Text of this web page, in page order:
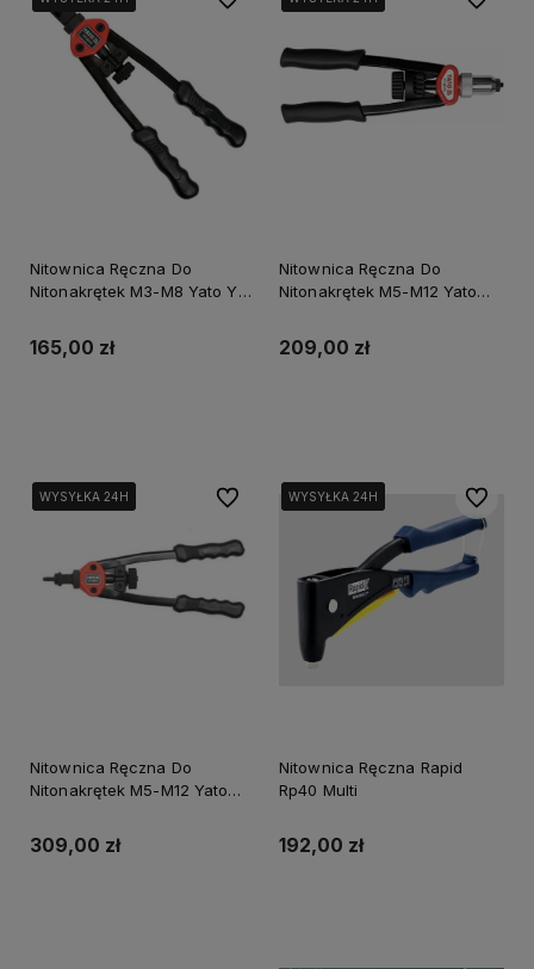
Nitownica Ręczna Do
Nitonakrętek M3-M8 Yato Yt-
165,00 zł
Nitownica Ręczna Do
Nitonakrętek M5-M12 Yato
209,00 zł
WYSYŁKA 24H
WYSYŁKA 24H
WYSYŁKA 24H
Nitownica Ręczna Do
Nitonakrętek M5-M12 Yato
309,00 zł
Do ulubionychWYSYŁKA 24H
WYSYŁKA 24H
WYSYŁKA 24H
Nitownica Ręczna Rapid
Rp40 Multi
192,00 zł
Do